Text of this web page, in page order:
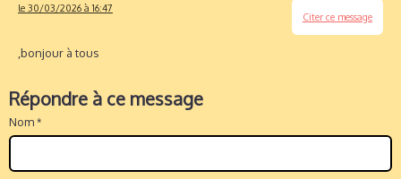
le 30/03/2026 à 16:47
Citer ce message
,bonjour à tous
Répondre à ce message
Nom